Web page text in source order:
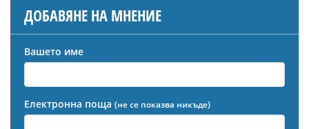
ДОБАВЯНЕ НА МНЕНИЕ
Вашето име
Електронна поща (не се показва никъде)